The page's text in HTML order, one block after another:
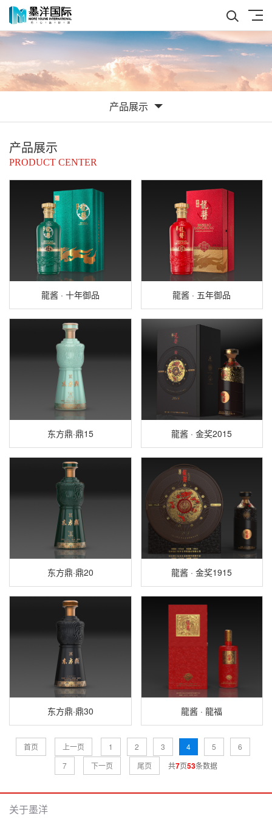
产品展示
产品展示
PRODUCT CENTER
龍酱 · 十年御品 龍酱 · 五年御品
东方鼎·鼎15 龍酱 · 金奖2015
东方鼎·鼎20 龍酱 · 金奖1915
东方鼎·鼎30 龍酱 · 龍福
首页 上一页 1 2 3 4 5
6
7
下一页 尾页 共7页53条数据
关于墨洋